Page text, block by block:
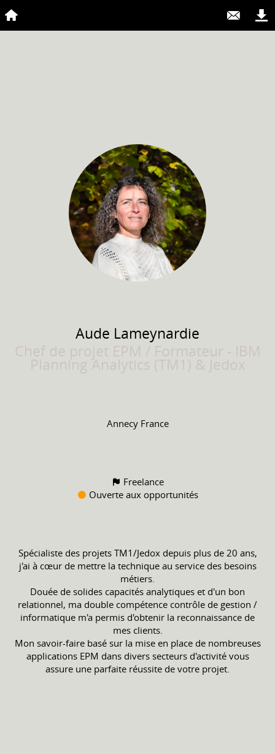
Aude Lameynardie
Chef de projet EPM / Formateur - IBM
Planning Analytics (TM1) & Jedox
Annecy France
Freelance
Ouverte aux opportunités
Spécialiste des projets TM1/Jedox depuis plus de 20 ans,
j'ai à cœur de mettre la technique au service des besoins
métiers.
Douée de solides capacités analytiques et d'un bon
relationnel, ma double compétence contrôle de gestion /
informatique m'a permis d'obtenir la reconnaissance de
mes clients.
Mon savoir-faire basé sur la mise en place de nombreuses
applications EPM dans divers secteurs d'activité vous
assure une parfaite réussite de votre projet.